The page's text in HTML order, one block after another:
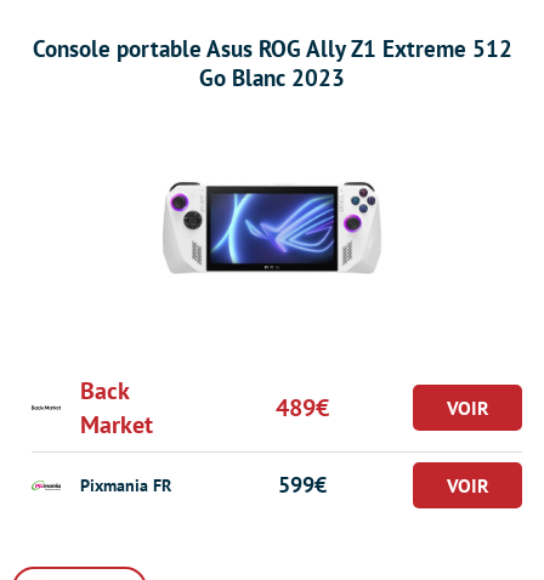
Console portable Asus ROG Ally Z1 Extreme 512
Go Blanc 2023
Back
Market
489€
Pixmania FR 599€